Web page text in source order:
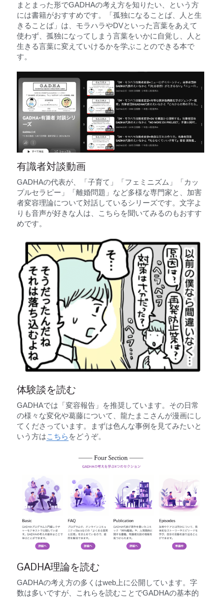
まとまった形でGADHAの考え方を知りたい、という方
には書籍がおすすめです。「孤独になることば、人と生
きることば」は、モラハラやDVといった言葉をあえて
使わず、孤独になってしまう言葉をいかに自覚し、人と
生きる言葉に変えていけるかを学ぶことのできる本で
す。
有識者対談動画
GADHAの代表が、「子育て」「フェミニズム」「カッ
プルセラピー」「離婚問題」など多様な専門家と、加害
者変容理論について対話しているシリーズです。文字よ
りも音声が好きな人は、こちらを聞いてみるのもおすす
めです。
体験談を読む
GADHAでは「変容報告」を推奨しています。その日常
の様々な変化や葛藤について、龍たまこさんが漫画にし
てくださっています。まずは色んな事例を見てみたいと
いう方はこちら をどうぞ。
GADHA理論を読む
GADHAの考え方の多くはweb上に公開しています。字
数は多いですが、これらを読むことでGADHAの基本的